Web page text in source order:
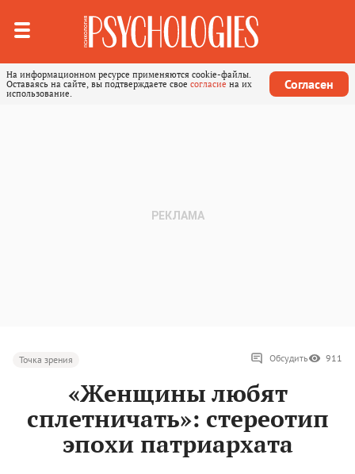
На информационном ресурсе применяются cookie-файлы.
Оставаясь на сайте, вы подтверждаете свое согласие на их
использование.
Согласен
Точка зрения Обсудить 911
«Женщины любят
сплетничать»: стереотип
эпохи патриархата